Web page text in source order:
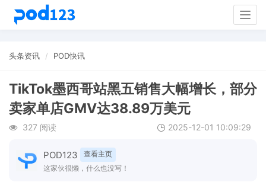
头条资讯 POD快讯
TikTok墨西哥站黑五销售大幅增长，部分
卖家单店GMV达38.89万美元
327 阅读 2025-12-01 10:09:29
POD123
查看主页
这家伙很懒，什么也没写！